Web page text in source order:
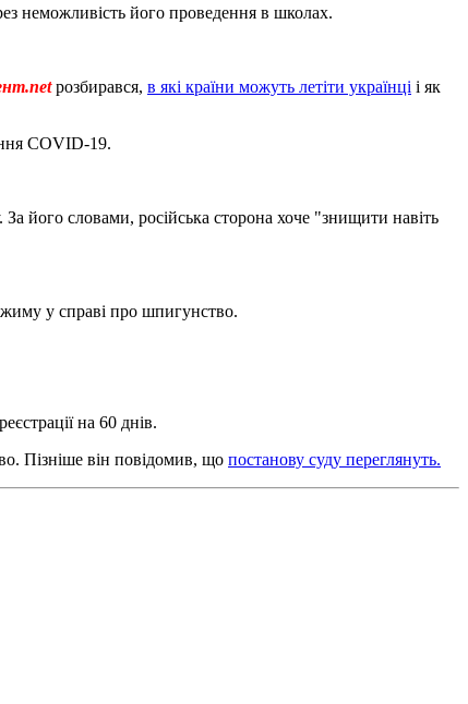
неможливість його проведення в школах.
розбирався, в які країни можуть летіти українці і як
COVID-19.
За його словами, російська сторона хоче "знищити навіть
у справі про шпигунство.
на 60 днів.
Пізніше він повідомив, що постанову суду переглянуть.